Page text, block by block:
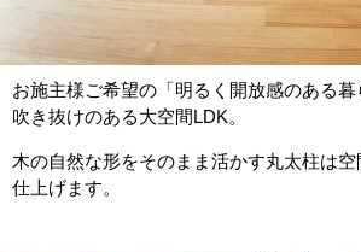
お施主様ご希望の「明るく開放感のある暮
吹き抜けのある大空間LDK。
木の自然な形をそのまま活かす丸太柱は
仕上げます。